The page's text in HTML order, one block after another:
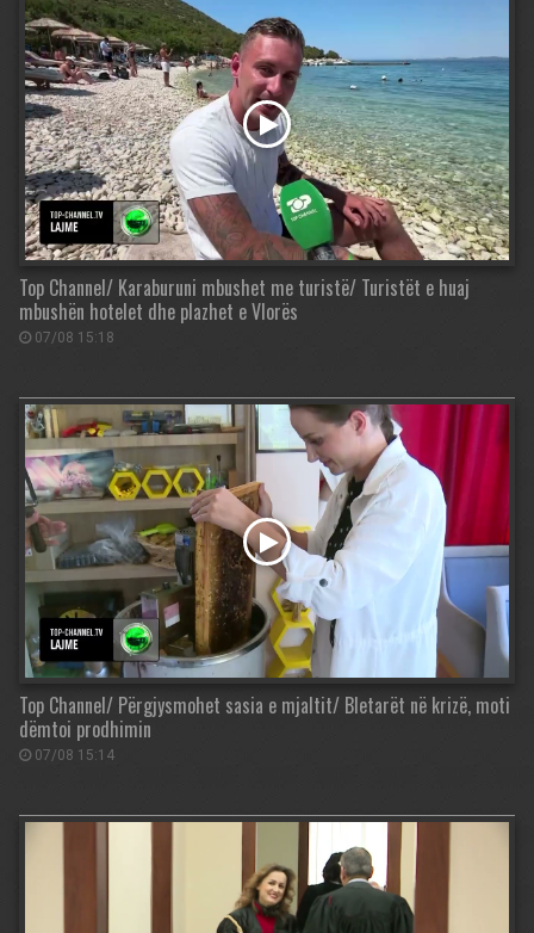
Top Channel/ Karaburuni mbushet me turistë/ Turistët e huaj
mbushën hotelet dhe plazhet e Vlorës
07/08 15:18
Top Channel/ Përgjysmohet sasia e mjaltit/ Bletarët në krizë, moti
dëmtoi prodhimin
07/08 15:14